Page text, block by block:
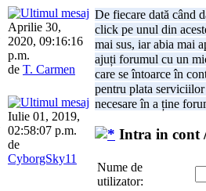
Aprilie 30,
2020, 09:16:16
p.m.
de T. Carmen
Iulie 01, 2019,
02:58:07 p.m.
de
CyborgSky11
De fiecare dată când
click pe unul din
mai sus, iar abia mai
ajuți forumul cu un
care se întoarce în
pentru plata serviciilor
necesare în a ține
Intra in cont
Nume de
utilizator: